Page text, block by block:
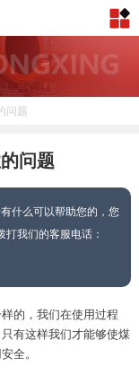
问题
问题
什么可以帮助您的，您
我们的客服电话：
的，我们在使用过程
有这样我们才能够使煤
全。